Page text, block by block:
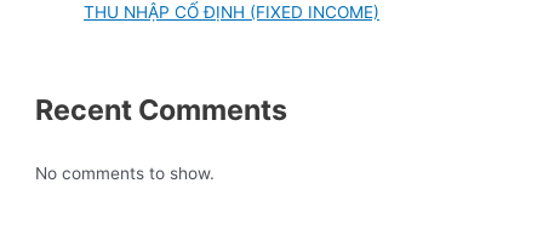
THU NHẬP CỐ ĐỊNH (FIXED INCOME)
Recent Comments
No comments to show.